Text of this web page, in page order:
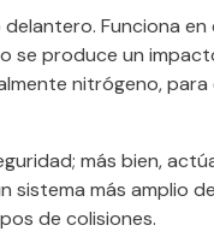
Funciona
se produce un
nitrógeno,
más bien,
más amplio
de colisiones.